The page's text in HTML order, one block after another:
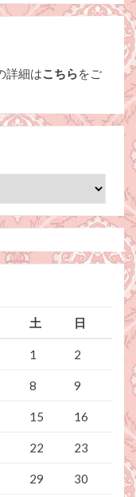
詳細はこちらをご
土 日
1 2
8 9
15 16
22 23
29 30